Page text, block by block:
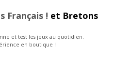
Français ! et Bretons
et test les jeux au quotidien.
en boutique !